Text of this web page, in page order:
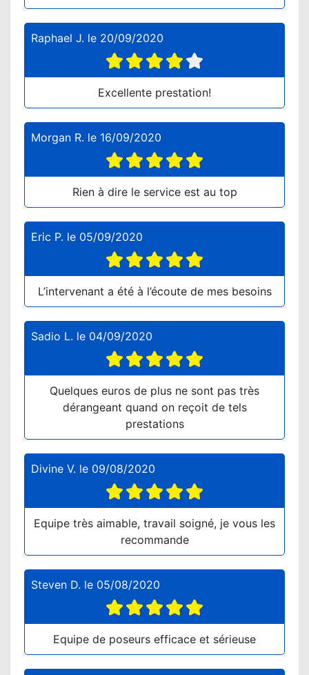
Raphael J. le 20/09/2020
Excellente prestation!
Morgan R. le 16/09/2020
Rien à dire le service est au top
Eric P. le 05/09/2020
L’intervenant a été à l’écoute de mes besoins
Sadio L. le 04/09/2020
Quelques euros de plus ne sont pas très
dérangeant quand on reçoit de tels
prestations
Divine V. le 09/08/2020
Equipe très aimable, travail soigné, je vous les
recommande
Steven D. le 05/08/2020
Equipe de poseurs efficace et sérieuse